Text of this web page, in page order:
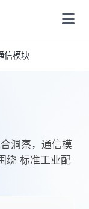
信模块
洞察，通信模
绕 标准工业配